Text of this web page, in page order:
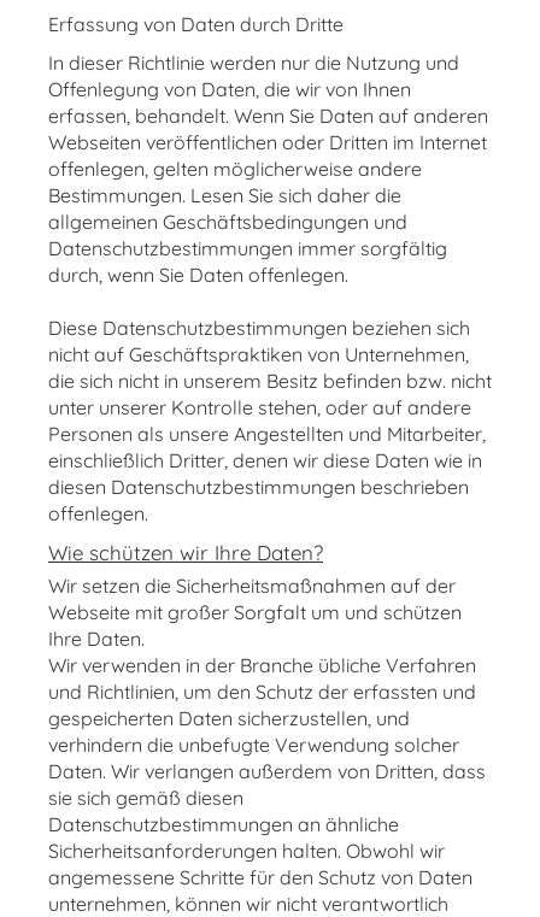
Erfassung von Daten durch Dritte
In dieser Richtlinie werden nur die Nutzung und
Offenlegung von Daten, die wir von Ihnen
erfassen, behandelt. Wenn Sie Daten auf anderen
Webseiten veröffentlichen oder Dritten im Internet
offenlegen, gelten möglicherweise andere
Bestimmungen. Lesen Sie sich daher die
allgemeinen Geschäftsbedingungen und
Datenschutzbestimmungen immer sorgfältig
durch, wenn Sie Daten offenlegen.
Diese Datenschutzbestimmungen beziehen sich
nicht auf Geschäftspraktiken von Unternehmen,
die sich nicht in unserem Besitz befinden bzw. nicht
unter unserer Kontrolle stehen, oder auf andere
Personen als unsere Angestellten und Mitarbeiter,
einschließlich Dritter, denen wir diese Daten wie in
diesen Datenschutzbestimmungen beschrieben
offenlegen.
Wie schützen wir Ihre Daten?
Wir setzen die Sicherheitsmaßnahmen auf der
Webseite mit großer Sorgfalt um und schützen
Ihre Daten.
Wir verwenden in der Branche übliche Verfahren
und Richtlinien, um den Schutz der erfassten und
gespeicherten Daten sicherzustellen, und
verhindern die unbefugte Verwendung solcher
Daten. Wir verlangen außerdem von Dritten, dass
sie sich gemäß diesen
Datenschutzbestimmungen an ähnliche
Sicherheitsanforderungen halten. Obwohl wir
angemessene Schritte für den Schutz von Daten
unternehmen, können wir nicht verantwortlich